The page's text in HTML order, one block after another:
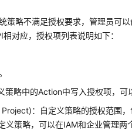
策略不满足授权要求，管理员可
对应，授权项列表说明如下：
略中的Action中写入授权项，可
：自定义策略的授权范围
义策略，可以在IAM和企业管理